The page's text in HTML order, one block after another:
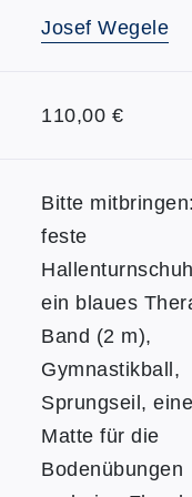
Josef Wegele
110,00 €
Bitte mitbringen:
feste
ein blaues
Band (2 m),
Gymnastikball,
Sprungseil, eine
Matte für die
Bodenübungen